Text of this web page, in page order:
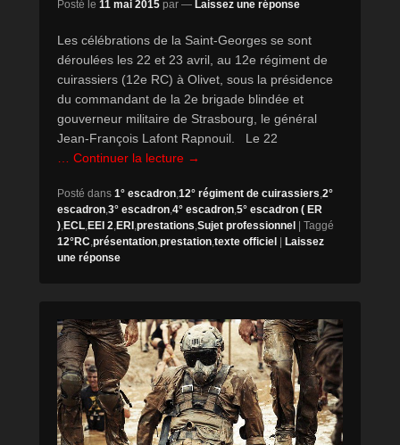
Posté le 11 mai 2015 par — Laissez une réponse
Les célébrations de la Saint-Georges se sont
déroulées les 22 et 23 avril, au 12e régiment de
cuirassiers (12e RC) à Olivet, sous la présidence
du commandant de la 2e brigade blindée et
gouverneur militaire de Strasbourg, le général
Jean-François Lafont Rapnouil. Le 22
… Continuer la lecture →
Posté dans 1° escadron,12° régiment de cuirassiers,2°
escadron,3° escadron,4° escadron,5° escadron ( ER
),ECL,EEI 2,ERI ,prestations,Sujet professionnel
Taggé
12°RC,présentation,prestation,texte officiel
Laissez
une réponse